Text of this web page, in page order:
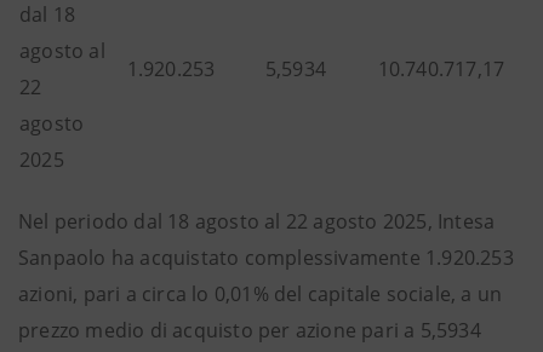
dal 18
agosto al
22
agosto
2025
1.920.253 5,5934 10.740.717,17
Nel periodo dal 18 agosto al 22 agosto 2025, Intesa
Sanpaolo ha acquistato complessivamente 1.920.253
azioni, pari a circa lo 0,01% del capitale sociale, a un
prezzo medio di acquisto per azione pari a 5,5934